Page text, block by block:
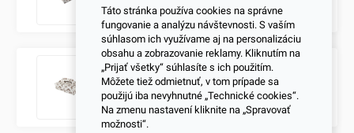
kaviareň...
15,07€
Zákuskové krabice s uškom -
27x18x12 cm
Najlepšia voľba pre Vašu cukráreň,
kaviareň...
23,00€
Táto stránka používa cookies na správne
fungovanie a analýzu návštevnosti. S vaším
súhlasom ich využívame aj na personalizáciu
obsahu a zobrazovanie reklamy. Kliknutím na
„Prijať všetky“ súhlasíte s ich použitím.
Môžete tiež odmietnuť, v tom prípade sa
použijú iba nevyhnutné „Technické cookies“.
Na zmenu nastavení kliknite na „Spravovať
možnosti“.